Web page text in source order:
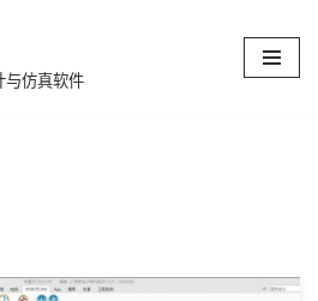
与仿真软件